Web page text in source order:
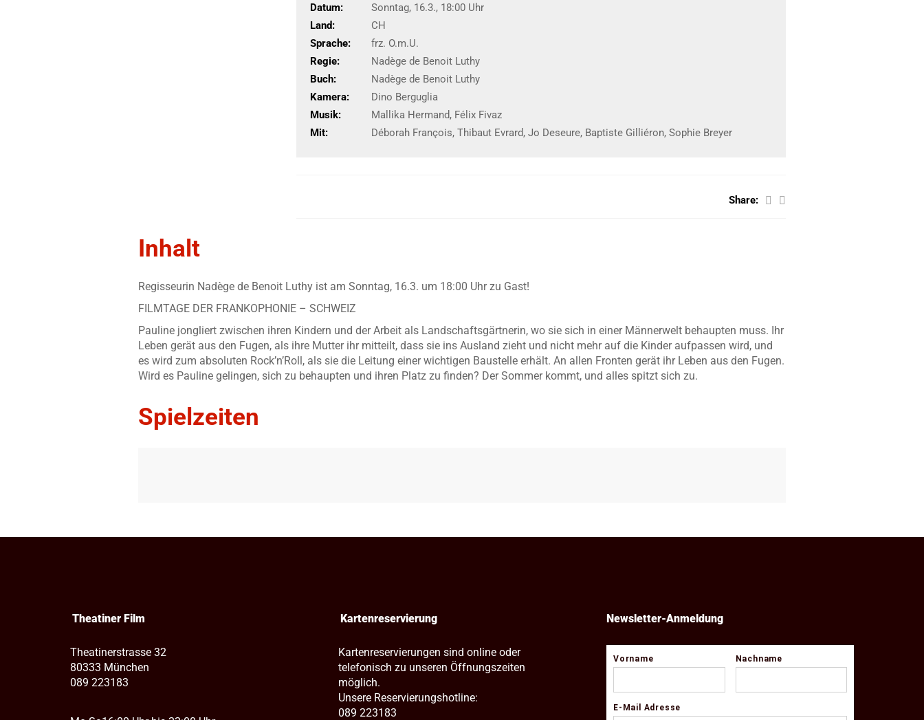
Datum:
Sonntag, 16.3., 18:00 Uhr
Land:
CH
Sprache:
frz. O.m.U.
Regie:
Nadège de Benoit Luthy
Buch:
Nadège de Benoit Luthy
Kamera:
Dino Berguglia
Musik:
Mallika Hermand, Félix Fivaz
Mit:
Déborah François, Thibaut Evrard, Jo Deseure, Baptiste Gilliéron, Sophie Breyer
Share:
Inhalt
Regisseurin Nadège de Benoit Luthy ist am Sonntag, 16.3. um 18:00 Uhr zu Gast!
FILMTAGE DER FRANKOPHONIE – SCHWEIZ
Pauline jongliert zwischen ihren Kindern und der Arbeit als Landschaftsgärtnerin, wo sie sich in einer Männerwelt behaupten muss. Ihr
Leben gerät aus den Fugen, als ihre Mutter ihr mitteilt, dass sie ins Ausland zieht und nicht mehr auf die Kinder aufpassen wird, und
es wird zum absoluten Rock’n’Roll, als sie die Leitung einer wichtigen Baustelle erhält. An allen Fronten gerät ihr Leben aus den Fugen.
Wird es Pauline gelingen, sich zu behaupten und ihren Platz zu finden? Der Sommer kommt, und alles spitzt sich zu.
Spielzeiten
Theatiner Film
Theatinerstrasse 32
80333 München
089 223183
Kartenreservierung
Kartenreservierungen sind online oder
telefonisch zu unseren Öffnungszeiten
möglich.
Unsere Reservierungshotline:
089 223183
Newsletter-Anmeldung